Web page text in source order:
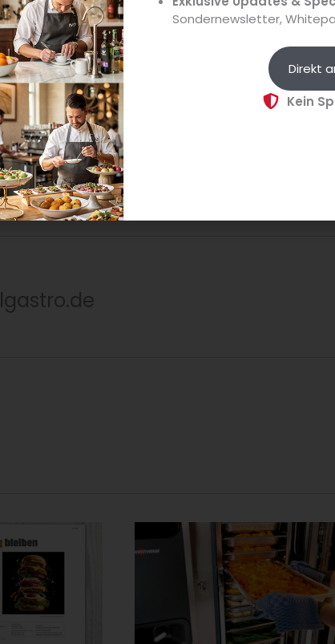
möchten – dieses Magazin liefert alle
Sie alsdigitale Ausgabe
können Sie
Sondernewsletter,
Direkt
Kein